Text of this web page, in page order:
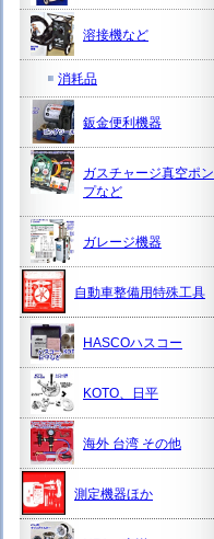
溶接機など
消耗品
鈑金便利機器
ガスチャージ真空ポン
プなど
ガレージ機器
自動車整備用特殊工具
HASCOハスコー
KOTO、日平
海外 台湾 その他
測定機器ほか